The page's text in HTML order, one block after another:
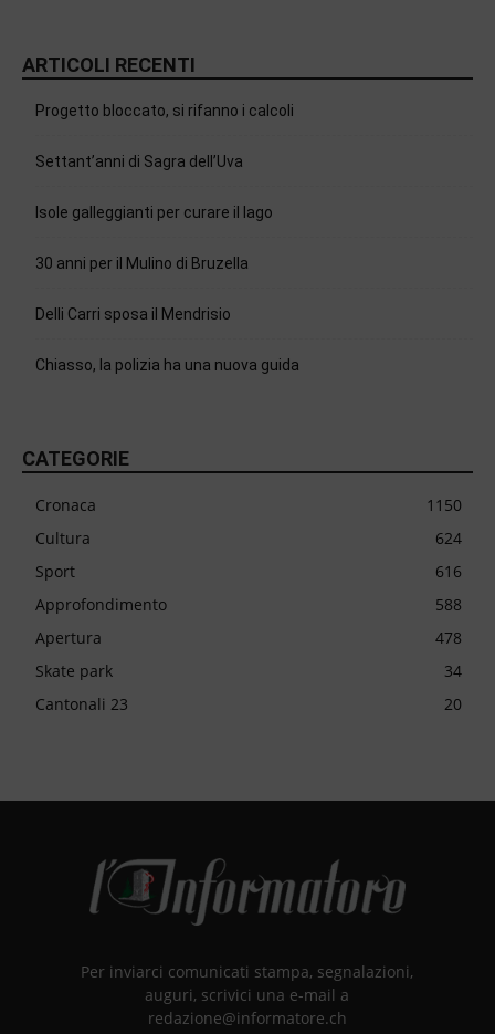
ARTICOLI RECENTI
Progetto bloccato, si rifanno i calcoli
Settant’anni di Sagra dell’Uva
Isole galleggianti per curare il lago
30 anni per il Mulino di Bruzella
Delli Carri sposa il Mendrisio
Chiasso, la polizia ha una nuova guida
CATEGORIE
Cronaca
1150
Cultura
624
Sport
616
Approfondimento
588
Apertura
478
Skate park
34
Cantonali 23
20
Per inviarci comunicati stampa, segnalazioni,
auguri, scrivici una e-mail a
redazione@informatore.ch